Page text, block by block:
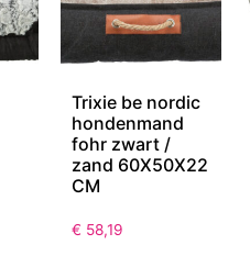
Trixie be nordic
hondenmand
fohr zwart /
zand 60X50X22
CM
€ 58,19